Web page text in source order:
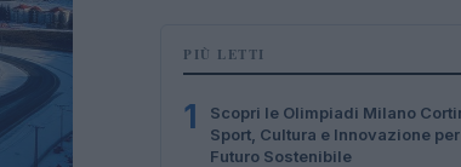
PIÙ LETTI
1
Scopri le Olimpiadi Milano
Sport, Cultura e Innovazione
Futuro Sostenibile